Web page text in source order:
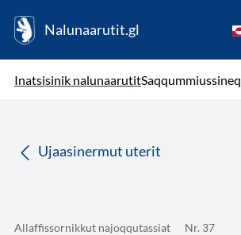
Nalunaarutit.gl
Inatsisinik nalunaarutitSaqqummiussineq
Ujaasinermut uterit
Allaffissornikkut najoqqutassiat
Nr. 37